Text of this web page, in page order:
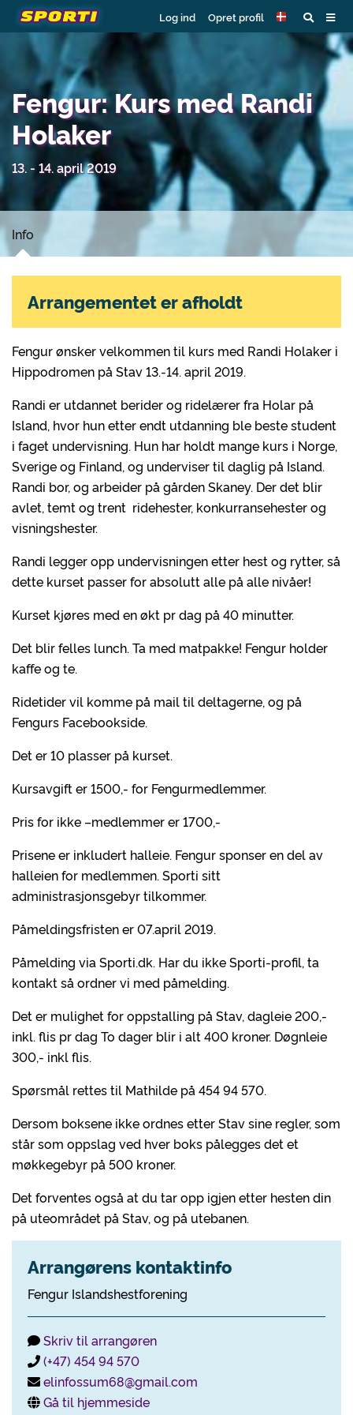
Log ind Opret profil
Fengur: Kurs med Randi
Holaker
13. - 14. april 2019
Info
Fengur ønsker velkommen til kurs med Randi Holaker i
Hippodromen på Stav 13.-14. april 2019.
Randi er utdannet berider og ridelærer fra Holar på
Island, hvor hun etter endt utdanning ble beste student
i faget undervisning. Hun har holdt mange kurs i Norge,
Sverige og Finland, og underviser til daglig på Island.
Randi bor, og arbeider på gården Skaney. Der det blir
avlet, temt og trent ridehester, konkurransehester og
visningshester.
Randi legger opp undervisningen etter hest og rytter, så
dette kurset passer for absolutt alle på alle nivåer!
Kurset kjøres med en økt pr dag på 40 minutter.
Det blir felles lunch. Ta med matpakke! Fengur holder
kaffe og te.
Ridetider vil komme på mail til deltagerne, og på
Fengurs Facebookside.
Det er 10 plasser på kurset.
Kursavgift er 1500,- for Fengurmedlemmer.
Pris for ikke –medlemmer er 1700,-
Prisene er inkludert halleie. Fengur sponser en del av
halleien for medlemmen. Sporti sitt
administrasjonsgebyr tilkommer.
Påmeldingsfristen er 07.april 2019.
Påmelding via Sporti.dk. Har du ikke Sporti-profil, ta
kontakt så ordner vi med påmelding.
Det er mulighet for oppstalling på Stav, dagleie 200,-
inkl. flis pr dag To dager blir i alt 400 kroner. Døgnleie
300,- inkl flis.
Spørsmål rettes til Mathilde på 454 94 570.
Dersom boksene ikke ordnes etter Stav sine regler, som
står som oppslag ved hver boks pålegges det et
møkkegebyr på 500 kroner.
Det forventes også at du tar opp igjen etter hesten din
på uteområdet på Stav, og på utebanen.
Arrangørens kontaktinfo
Fengur Islandshestforening
Skriv til arrangøren
(+47) 454 94 570
elinfossum68@gmail.com
Gå til hjemmeside
Arrangementet er afholdt